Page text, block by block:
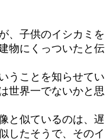
、子供のイシカミを
物にくっついたと伝
うことを知らせてい
世界一でないかと思
と似ているのは、遅
したそうで、そのイ